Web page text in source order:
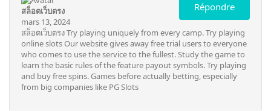
Répondre
สล็อตเว็บตรง
mars 13, 2024
สล็อตเว็บตรงTry playing uniquely from every camp. Try playing
online slots Our website gives away free trial users to everyone
who comes to use the service to the fullest. Study the game to
learn the basic rules of the feature payout symbols. Try playing
and buy free spins. Games before actually betting, especially
from big companies like PG Slots